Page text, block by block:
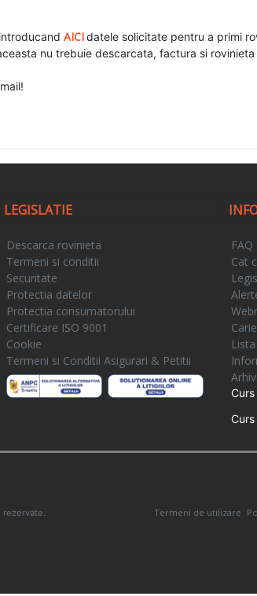
AICI datele solicitate pentru a primi
nu trebuie descarcata, factura si
LEGISLATIE
Descarca rovinieta
Termeni si conditii
Securitate
Protectia datelor
Protectia consumatorului
Certificare ISO 9001
Cookie
Termeni si Conditii Asigurari & Petitii
FAQ
Cat
Termeni de utilizare